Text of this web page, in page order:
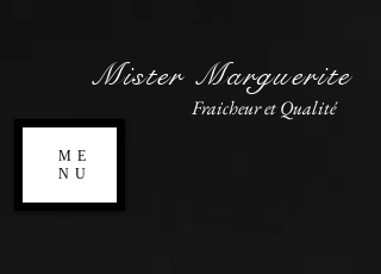
ME
NU
Fraicheur et Qualité
Mister Marguerite